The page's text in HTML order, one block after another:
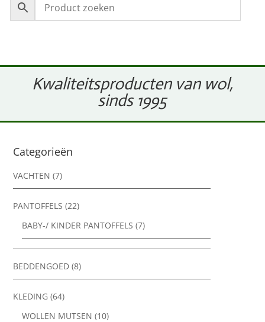
Kwaliteitsproducten van wol,
sinds 1995
Categorieën
VACHTEN (7)
PANTOFFELS (22)
BABY-/ KINDER PANTOFFELS (7)
BEDDENGOED (8)
KLEDING (64)
WOLLEN MUTSEN (10)